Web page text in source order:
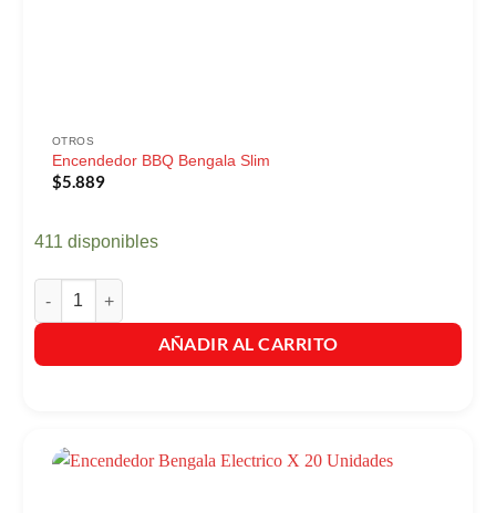
OTROS
Encendedor BBQ Bengala Slim
$5.889
411 disponibles
Encendedor BBQ Bengala Slim cantidad
AÑADIR AL CARRITO